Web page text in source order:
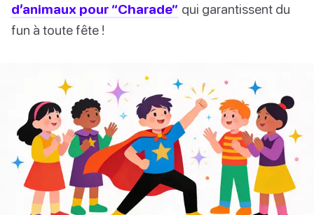
d’animaux pour “Charade” qui garantissent du
fun à toute fête !